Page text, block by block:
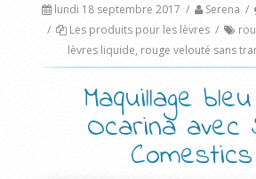
lundi 18 septembre 2017 / Serena /
/
Les produits pour les lèvres /
lèvres liquide, rouge velouté sans
Maquillage
Ocarina avec